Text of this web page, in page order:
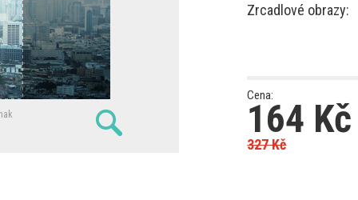
Zrcadlové obrazy:
Cena:
164 Kč
327Kč